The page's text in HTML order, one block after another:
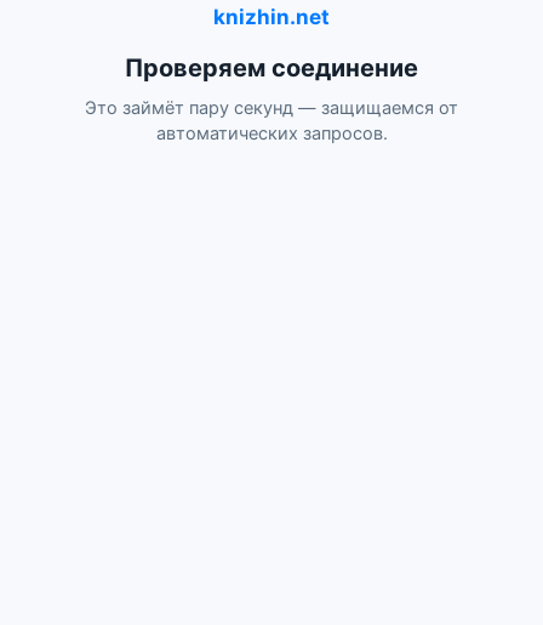
knizhin.net
Проверяем соединение
Это займёт пару секунд — защищаемся от
автоматических запросов.